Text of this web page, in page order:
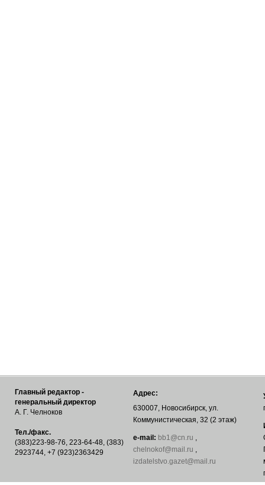
Главный редактор -
генеральный директор
А. Г. Челноков
Тел./факс.
(383)223-98-76, 223-64-48, (383)
2923744, +7 (923)2363429
Адрес:
630007, Новосибирск, ул.
Коммунистическая, 32 (2 этаж)
е-mail: bb1@cn.ru ,
chelnokof@mail.ru ,
izdatelstvo.gazet@mail.ru